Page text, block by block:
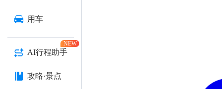
用车
AI行程助手
NEW
攻略·景点